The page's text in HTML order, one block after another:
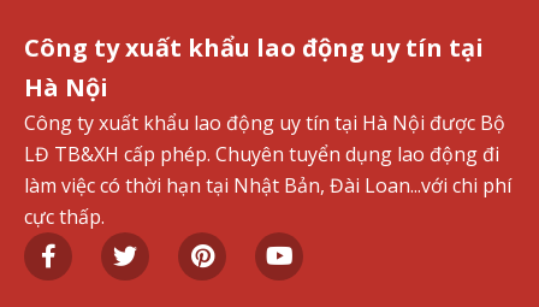
Công ty xuất khẩu lao động uy tín tại
Hà Nội
Công ty xuất khẩu lao động uy tín tại Hà Nội được Bộ
LĐ TB&XH cấp phép. Chuyên tuyển dụng lao động đi
làm việc có thời hạn tại Nhật Bản, Đài Loan...với chi phí
cực thấp.